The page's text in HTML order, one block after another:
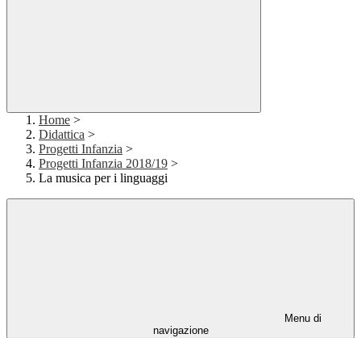
Home >
Didattica >
Progetti Infanzia >
Progetti Infanzia 2018/19 >
La musica per i linguaggi
Menu di
navigazione